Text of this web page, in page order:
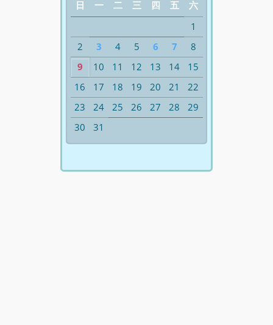
日 一 二 三 四 五
六
1
2
3 4 5 6 7
8
9
10 11 12 13 14
15
16
17 18 19 20 21
22
23
24 25 26 27 28
29
30
31